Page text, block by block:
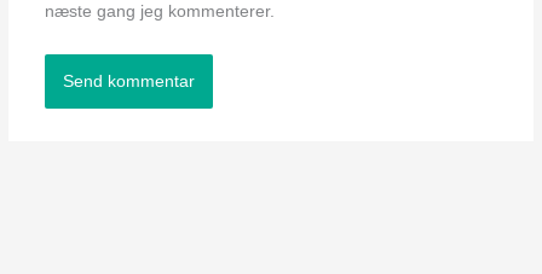
næste gang jeg kommenterer.